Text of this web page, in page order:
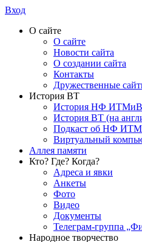
Вход
О сайте
О сайте
Новости сайта
О создании сайта
Контакты
Дружественные
История ВТ
История НФ
История ВТ (на
Подкаст об НФ
Виртуальный
Аллея памяти
Кто? Где? Когда?
Адреса и явки
Анкеты
Фото
Видео
Документы
Телеграм-группа
Народное творчество